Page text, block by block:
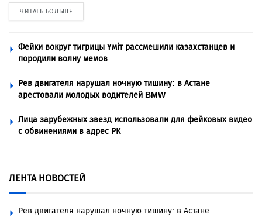
ЧИТАТЬ БОЛЬШЕ
Фейки вокруг тигрицы Үміт рассмешили казахстанцев и
породили волну мемов
Рев двигателя нарушал ночную тишину: в Астане
арестовали молодых водителей BMW
Лица зарубежных звезд использовали для фейковых видео
с обвинениями в адрес РК
ЛЕНТА НОВОСТЕЙ
Рев двигателя нарушал ночную тишину: в Астане